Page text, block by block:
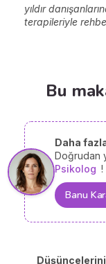
yıldır
terapileriyle
Bu
Daha
Doğrudan
Psikolog !
Banu